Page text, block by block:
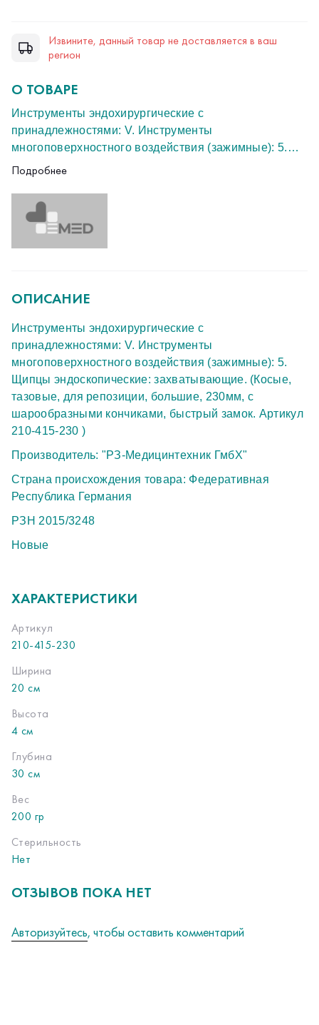
Извините, данный товар не доставляется в ваш
регион
О ТОВАРЕ
Инструменты эндохирургические с
принадлежностями: V. Инструменты
многоповерхностного воздействия (зажимные): 5.
Щипцы эндоскопические: захватывающие. (Косые,
шарообразными кончиками, быстрый замок. Артикул
210-415-230 )
Производитель: "РЗ-Медицинтехник ГмбХ"
Страна происхождения товара: Федеративная
Республика Германия
РЗН 2015/3248
Подробнее
ОПИСАНИЕ
Инструменты эндохирургические с
принадлежностями: V. Инструменты
многоповерхностного воздействия (зажимные): 5.
Щипцы эндоскопические: захватывающие. (Косые,
тазовые, для репозиции, большие, 230мм, с
шарообразными кончиками, быстрый замок. Артикул
210-415-230 )
Производитель: "РЗ-Медицинтехник ГмбХ"
Страна происхождения товара: Федеративная
Республика Германия
РЗН 2015/3248
Новые
ХАРАКТЕРИСТИКИ
Артикул
210-415-230
Ширина
20 см
Высота
4 см
Глубина
30 см
Вес
200 гр
Стерильность
Нет
ОТЗЫВОВ ПОКА НЕТ
Авторизуйтесь, чтобы оставить комментарий